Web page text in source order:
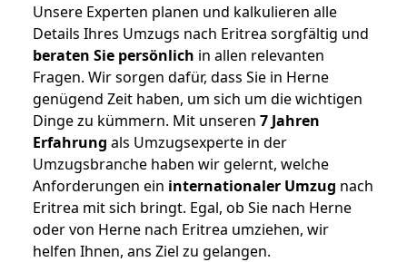
Unsere Experten planen und kalkulieren alle
Details Ihres Umzugs nach Eritrea sorgfältig und
beraten Sie persönlich in allen relevanten
Fragen. Wir sorgen dafür, dass Sie in Herne
genügend Zeit haben, um sich um die wichtigen
Dinge zu kümmern. Mit unseren 7 Jahren
Erfahrung als Umzugsexperte in der
Umzugsbranche haben wir gelernt, welche
Anforderungen ein internationaler Umzug nach
Eritrea mit sich bringt. Egal, ob Sie nach Herne
oder von Herne nach Eritrea umziehen, wir
helfen Ihnen, ans Ziel zu gelangen.